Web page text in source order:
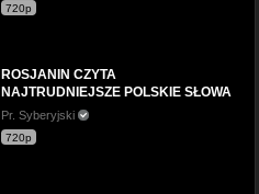
720p
ROSJANIN CZYTA
NAJTRUDNIEJSZE POLSKIE SŁOWA
Pr. Syberyjski
720p